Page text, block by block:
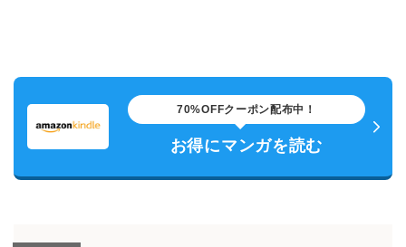
70%OFFクーポン配布中！
お得にマンガを読む